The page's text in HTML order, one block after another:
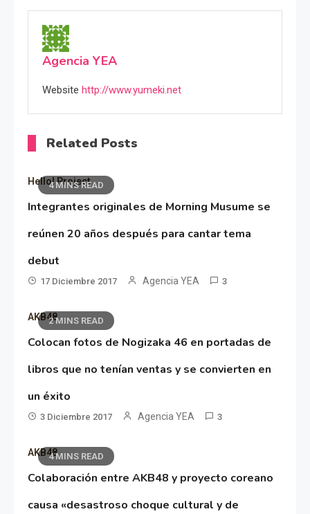
Agencia YEA
Website http://www.yumeki.net
Related Posts
4 MINS READ
Hello! Project
Integrantes originales de Morning Musume se
reúnen 20 años después para cantar tema
debut
17 Diciembre 2017 Agencia YEA 3
2 MINS READ
AKB48
Colocan fotos de Nogizaka 46 en portadas de
libros que no tenían ventas y se convierten en
un éxito
3 Diciembre 2017 Agencia YEA 3
4 MINS READ
AKB48
Colaboración entre AKB48 y proyecto coreano
causa «desastroso choque cultural y de